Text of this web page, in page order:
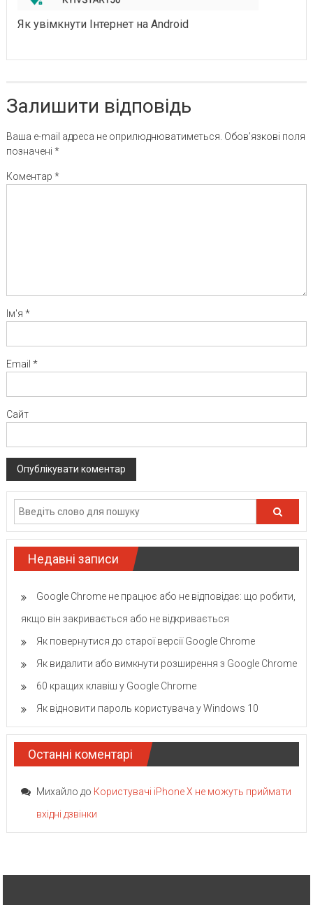
Як увімкнути Інтернет на Android
Залишити відповідь
Ваша e-mail адреса не оприлюднюватиметься. Обов’язкові поля
позначені *
Коментар *
Ім'я *
Email *
Сайт
Недавні записи
Google Chrome не працює або не відповідає: що робити,
якщо він закривається або не відкривається
Як повернутися до старої версії Google Chrome
Як видалити або вимкнути розширення з Google Chrome
60 кращих клавіш у Google Chrome
Як відновити пароль користувача у Windows 10
Останні коментарі
Михайло до Користувачі iPhone X не можуть приймати
вхідні дзвінки